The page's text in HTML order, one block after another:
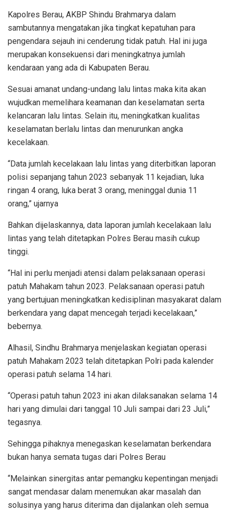
Kapolres Berau, AKBP Shindu Brahmarya dalam
sambutannya mengatakan jika tingkat kepatuhan para
pengendara sejauh ini cenderung tidak patuh. Hal ini juga
merupakan konsekuensi dari meningkatnya jumlah
kendaraan yang ada di Kabupaten Berau.
Sesuai amanat undang-undang lalu lintas maka kita akan
wujudkan memelihara keamanan dan keselamatan serta
kelancaran lalu lintas. Selain itu, meningkatkan kualitas
keselamatan berlalu lintas dan menurunkan angka
kecelakaan.
“Data jumlah kecelakaan lalu lintas yang diterbitkan laporan
polisi sepanjang tahun 2023 sebanyak 11 kejadian, luka
ringan 4 orang, luka berat 3 orang, meninggal dunia 11
orang,” ujarnya
Bahkan dijelaskannya, data laporan jumlah kecelakaan lalu
lintas yang telah ditetapkan Polres Berau masih cukup
tinggi.
“Hal ini perlu menjadi atensi dalam pelaksanaan operasi
patuh Mahakam tahun 2023. Pelaksanaan operasi patuh
yang bertujuan meningkatkan kedisiplinan masyakarat dalam
berkendara yang dapat mencegah terjadi kecelakaan,”
bebernya.
Alhasil, Sindhu Brahmarya menjelaskan kegiatan operasi
patuh Mahakam 2023 telah ditetapkan Polri pada kalender
operasi patuh selama 14 hari.
“Operasi patuh tahun 2023 ini akan dilaksanakan selama 14
hari yang dimulai dari tanggal 10 Juli sampai dari 23 Juli,”
tegasnya.
Sehingga pihaknya menegaskan keselamatan berkendara
bukan hanya semata tugas dari Polres Berau
“Melainkan sinergitas antar pemangku kepentingan menjadi
sangat mendasar dalam menemukan akar masalah dan
solusinya yang harus diterima dan dijalankan oleh semua